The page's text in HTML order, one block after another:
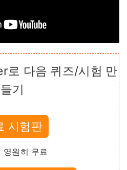
로 다음 퀴즈/시험 만
들기
시험판
영원히 무료